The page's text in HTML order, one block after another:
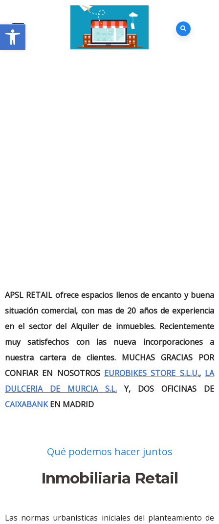
APSL RETAIL ofrece espacios llenos de encanto y buena
situación comercial, con mas de 20 años de experiencia
en el sector del Alquiler de inmuebles. Recientemente
muy satisfechos con las nueva incorporaciones a
nuestra cartera de clientes. MUCHAS GRACIAS POR
CONFIAR EN NOSOTROS EUROBIKES STORE S.L.U., LA
DULCERIA DE MURCIA S.L. Y, DOS OFICINAS DE
CAIXABANKEN MADRID
Qué podemos hacer juntos
Inmobiliaria Retail
Las normas urbanísticas iniciales del planteamiento de
Abrir barra de herramientas